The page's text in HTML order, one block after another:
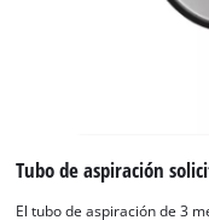
Tubo de aspiración
El tubo de aspiración de 3